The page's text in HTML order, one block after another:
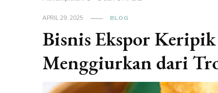
APRIL 29, 2025 BLOG
Bisnis Ekspor
Menggiurkan dari